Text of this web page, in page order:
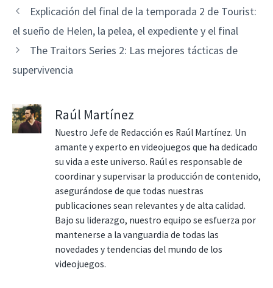
Explicación del final de la temporada 2 de Tourist:
el sueño de Helen, la pelea, el expediente y el final
The Traitors Series 2: Las mejores tácticas de
supervivencia
Raúl Martínez
Nuestro Jefe de Redacción es Raúl Martínez. Un
amante y experto en videojuegos que ha dedicado
su vida a este universo. Raúl es responsable de
coordinar y supervisar la producción de contenido,
asegurándose de que todas nuestras
publicaciones sean relevantes y de alta calidad.
Bajo su liderazgo, nuestro equipo se esfuerza por
mantenerse a la vanguardia de todas las
novedades y tendencias del mundo de los
videojuegos.